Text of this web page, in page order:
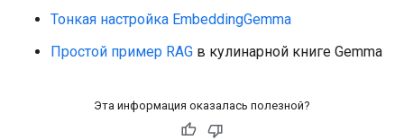
Тонкая настройка EmbeddingGemma
Простой пример RAG в кулинарной книге Gemma
Эта информация оказалась полезной?